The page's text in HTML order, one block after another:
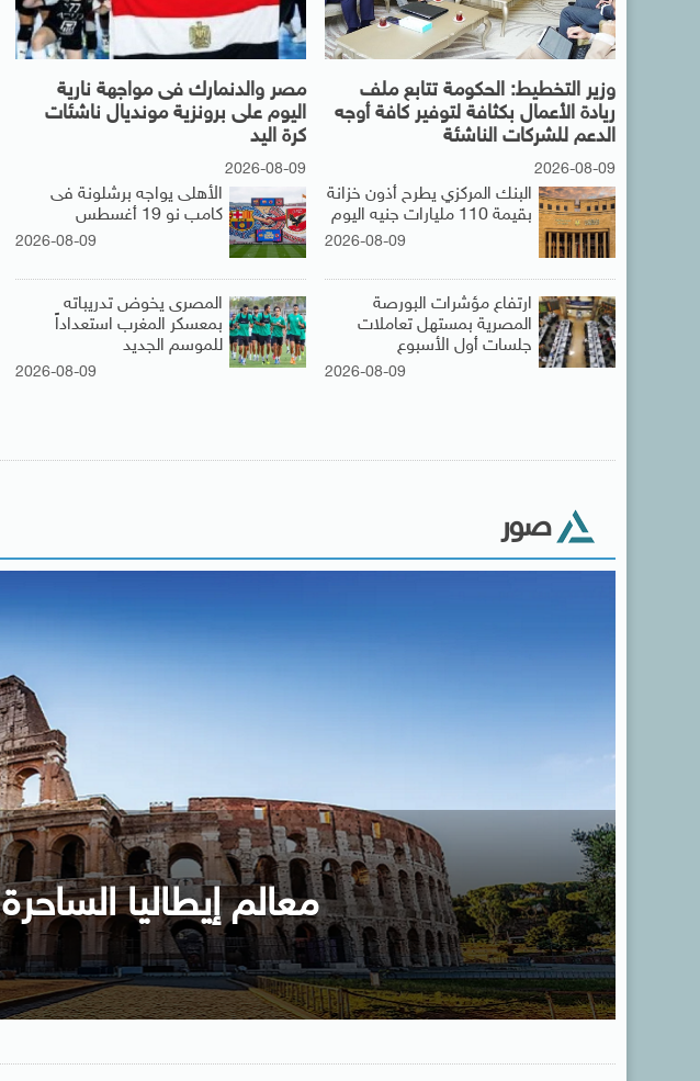
مصر والدنمارك فى مواجهة نارية
اليوم على برونزية مونديال ناشئات
كرة اليد
2026-08-09
الأهلى يواجه برشلونة فى
كامب نو 19 أغسطس
2026-08-09
المصرى يخوض تدريباته
بمعسكر المغرب استعداداً
للموسم الجديد
2026-08-09
وزير التخطيط: الحكومة تتابع ملف
ريادة الأعمال بكثافة لتوفير كافة أوجه
الدعم للشركات الناشئة
2026-08-09
البنك المركزي يطرح أذون خزانة
بقيمة 110 مليارات جنيه اليوم
2026-08-09
ارتفاع مؤشرات البورصة
المصرية بمستهل تعاملات
جلسات أول الأسبوع
2026-08-09
صور
معالم إيطاليا الساحرة